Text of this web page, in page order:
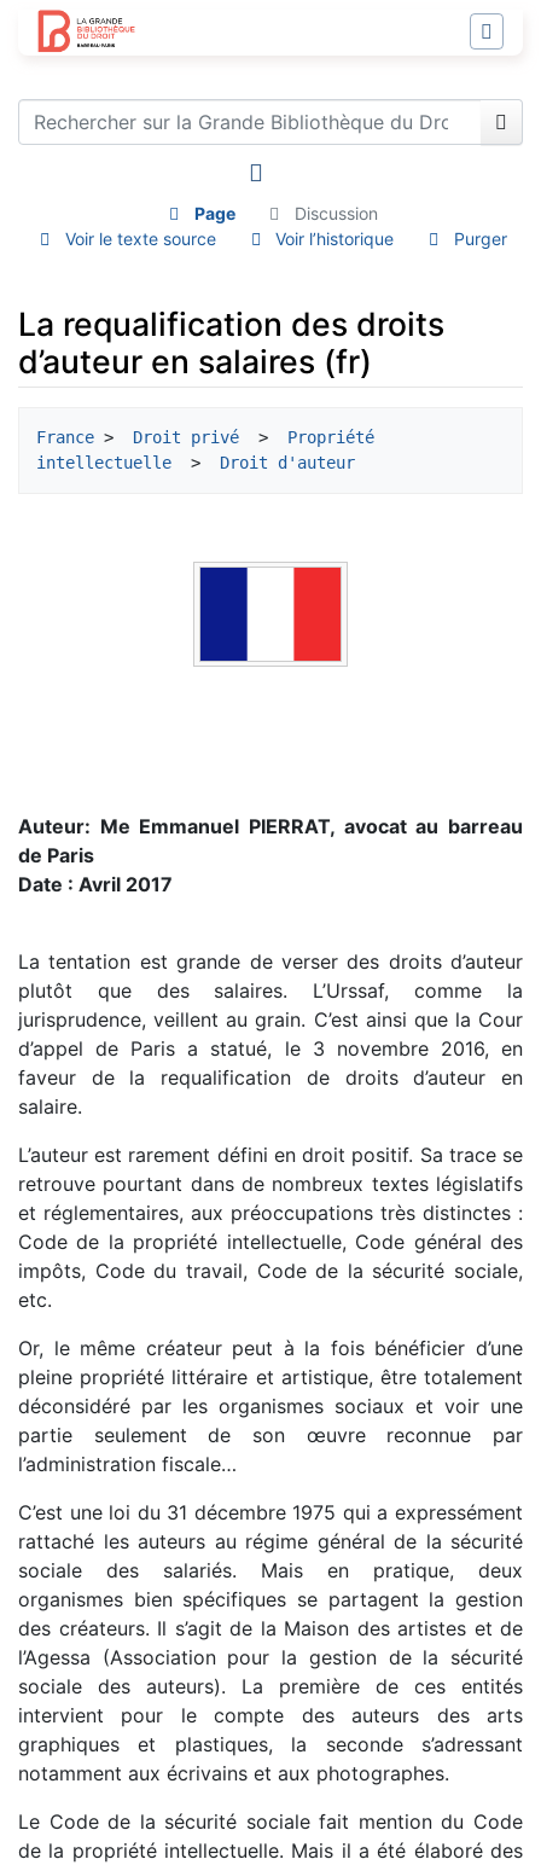
Page
Discussion
Voir le texte source
Voir l’historique Purger
La requalification des droits
d’auteur en salaires (fr)
France > Droit privé >
Propriété
intellectuelle
> Droit d'auteur
Auteur: Me Emmanuel PIERRAT, avocat au barreau
de Paris
Date : Avril 2017
La tentation est grande de verser des droits d’auteur
plutôt que des salaires. L’Urssaf, comme la
jurisprudence, veillent au grain. C’est ainsi que la Cour
d’appel de Paris a statué, le 3 novembre 2016, en
faveur de la requalification de droits d’auteur en
salaire.
L’auteur est rarement défini en droit positif. Sa trace se
retrouve pourtant dans de nombreux textes législatifs
et réglementaires, aux préoccupations très distinctes :
Code de la propriété intellectuelle, Code général des
impôts, Code du travail, Code de la sécurité sociale,
etc.
Or, le même créateur peut à la fois bénéficier d’une
pleine propriété littéraire et artistique, être totalement
déconsidéré par les organismes sociaux et voir une
partie seulement de son œuvre reconnue par
l’administration fiscale…
C’est une loi du 31 décembre 1975 qui a expressément
rattaché les auteurs au régime général de la sécurité
sociale des salariés. Mais en pratique, deux
organismes bien spécifiques se partagent la gestion
des créateurs. Il s’agit de la Maison des artistes et de
l’Agessa (Association pour la gestion de la sécurité
sociale des auteurs). La première de ces entités
intervient pour le compte des auteurs des arts
graphiques et plastiques, la seconde s’adressant
notamment aux écrivains et aux photographes.
Le Code de la sécurité sociale fait mention du Code
de la propriété intellectuelle. Mais il a été élaboré des